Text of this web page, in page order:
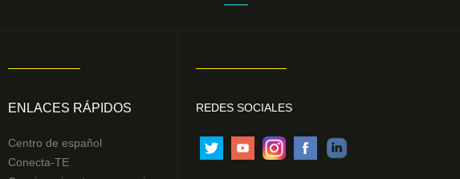
ENLACES RÁPIDOS
Centro de español
Conecta-TE
REDES SOCIALES